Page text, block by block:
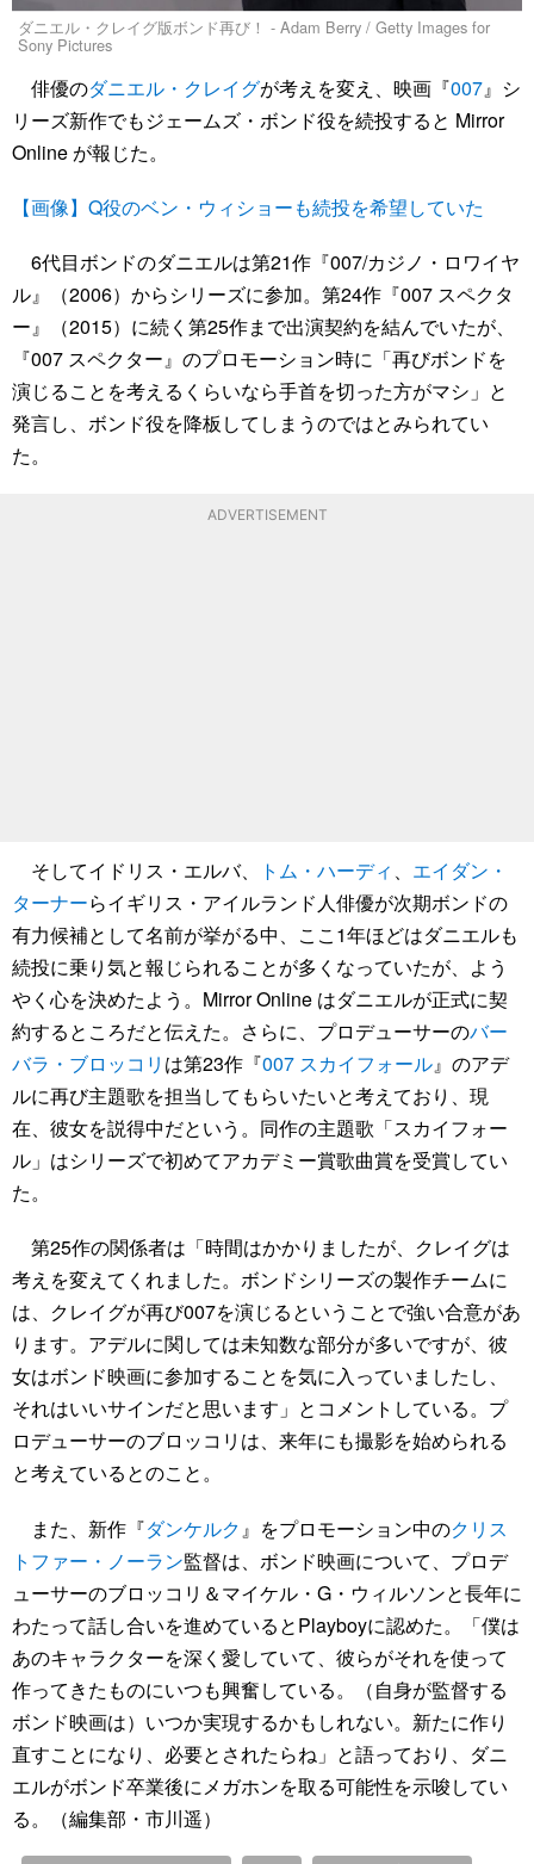
ダニエル・クレイグ版ボンド再び！ - Adam Berry / Getty Images for
Sony Pictures
俳優のダニエル・クレイグが考えを変え、映画『007』シ
リーズ新作でもジェームズ・ボンド役を続投すると Mirror
Online が報じた。
【画像】Q役のベン・ウィショーも続投を希望していた
6代目ボンドのダニエルは第21作『007/カジノ・ロワイヤ
ル』（2006）からシリーズに参加。第24作『007 スペクタ
ー』（2015）に続く第25作まで出演契約を結んでいたが、
『007 スペクター』のプロモーション時に「再びボンドを
演じることを考えるくらいなら手首を切った方がマシ」と
発言し、ボンド役を降板してしまうのではとみられてい
た。
ADVERTISEMENT
そしてイドリス・エルバ、 トム・ハーディ 、 エイダン・
ターナーらイギリス・アイルランド人俳優が次期ボンドの
有力候補として名前が挙がる中、ここ1年ほどはダニエルも
続投に乗り気と報じられることが多くなっていたが、よう
やく心を決めたよう。Mirror Online はダニエルが正式に契
約するところだと伝えた。さらに、プロデューサーのバー
バラ・ブロッコリ は第23作『007 スカイフォール』のアデ
ルに再び主題歌を担当してもらいたいと考えており、現
在、彼女を説得中だという。同作の主題歌「スカイフォー
ル」はシリーズで初めてアカデミー賞歌曲賞を受賞してい
た。
第25作の関係者は「時間はかかりましたが、クレイグは
考えを変えてくれました。ボンドシリーズの製作チームに
は、クレイグが再び007を演じるということで強い合意があ
ります。アデルに関しては未知数な部分が多いですが、彼
女はボンド映画に参加することを気に入っていましたし、
それはいいサインだと思います」とコメントしている。プ
ロデューサーのブロッコリは、来年にも撮影を始められる
と考えているとのこと。
また、新作『ダンケルク 』をプロモーション中のクリス
トファー・ノーラン監督は、ボンド映画について、プロデ
ューサーのブロッコリ＆マイケル・G・ウィルソンと長年に
わたって話し合いを進めているとPlayboyに認めた。「僕は
あのキャラクターを深く愛していて、彼らがそれを使って
作ってきたものにいつも興奮している。（自身が監督する
ボンド映画は）いつか実現するかもしれない。新たに作り
直すことになり、必要とされたらね」と語っており、ダニ
エルがボンド卒業後にメガホンを取る可能性を示唆してい
る。（編集部・市川遥）